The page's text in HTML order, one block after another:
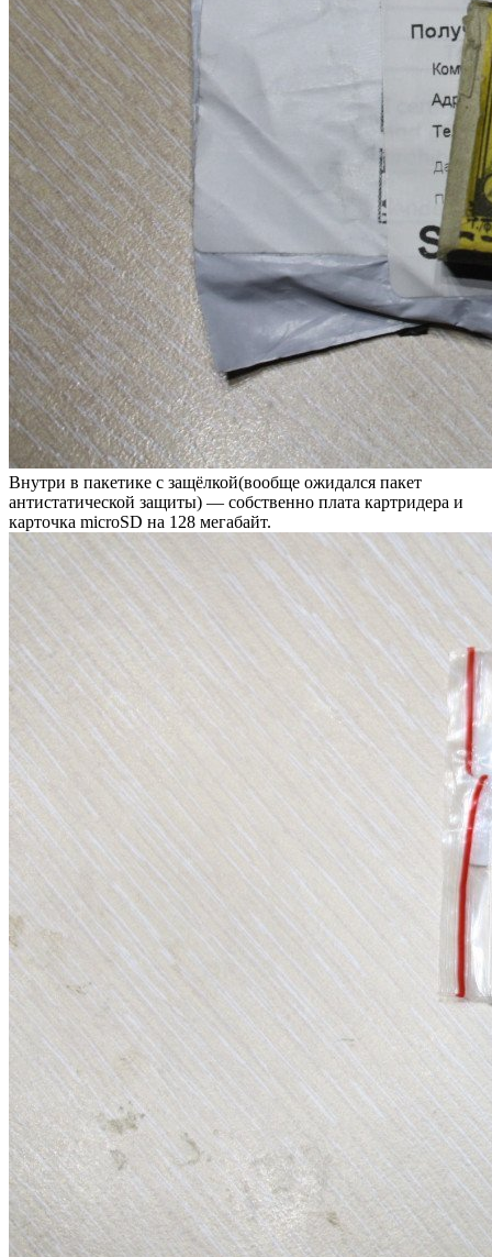
Внутри в пакетике с защёлкой(вообще ожидался пакет
антистатической защиты) — собственно плата картридера и
карточка microSD на 128 мегабайт.